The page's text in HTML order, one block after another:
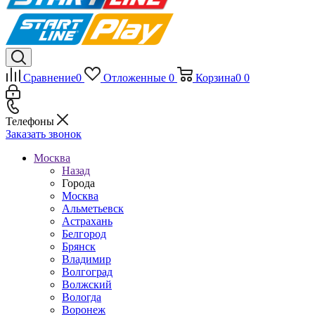
Сравнение0 Отложенные 0 Корзина0 0
Телефоны
Заказать звонок
Москва
Назад
Города
Москва
Альметьевск
Астрахань
Белгород
Брянск
Владимир
Волгоград
Волжский
Вологда
Воронеж